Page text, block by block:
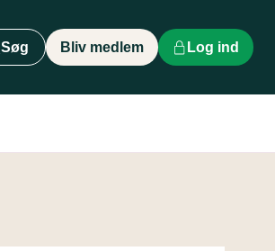
Søg Bliv medlem Log ind